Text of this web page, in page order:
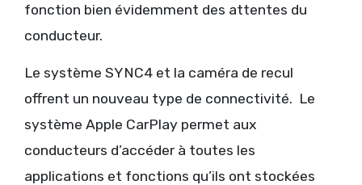
fonction bien évidemment des attentes du
conducteur.
Le système SYNC4 et la caméra de recul
offrent un nouveau type de connectivité. Le
système Apple CarPlay permet aux
conducteurs d’accéder à toutes les
applications et fonctions qu’ils ont stockées